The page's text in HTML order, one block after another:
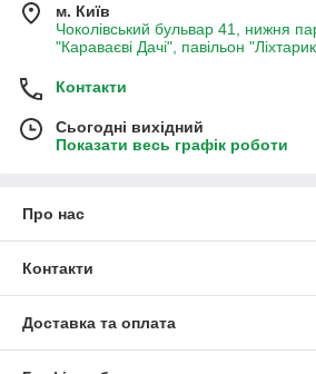
м. Київ
Чоколівський бульвар 41, нижня
"Караваєві Дачі", павільон
Контакти
Сьогодні вихідний
Показати весь графік роботи
Про нас
Контакти
Доставка та оплата